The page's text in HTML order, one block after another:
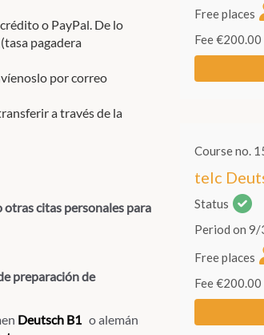
o PayPal. De lo
pagadera
por correo
a través de la
citas personales para
preparación de
Deutsch B1 o alemán